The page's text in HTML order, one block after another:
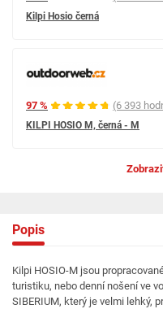
Kilpi Hosio černá
97 % (6 393
KILPI HOSIO M, černá - M
Popis
Kilpi HOSIO-M jsou
turistiku, nebo denní nošení ve
SIBERIUM, který je velmi lehký,